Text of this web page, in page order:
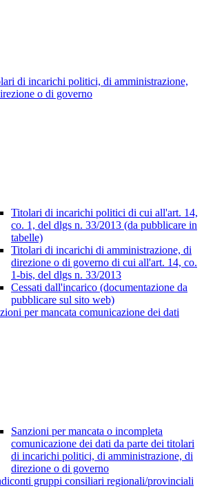
di incarichi politici, di amministrazione,
o di governo
Titolari di incarichi politici di cui all'art. 14,
co. 1, del dlgs n. 33/2013 (da pubblicare in
tabelle)
Titolari di incarichi di amministrazione, di
direzione o di governo di cui all'art. 14, co.
1-bis, del dlgs n. 33/2013
Cessati dall'incarico (documentazione da
pubblicare sul sito web)
per mancata comunicazione dei dati
Sanzioni per mancata o incompleta
comunicazione dei dati da parte dei titolari
di incarichi politici, di amministrazione, di
direzione o di governo
gruppi consiliari regionali/provinciali